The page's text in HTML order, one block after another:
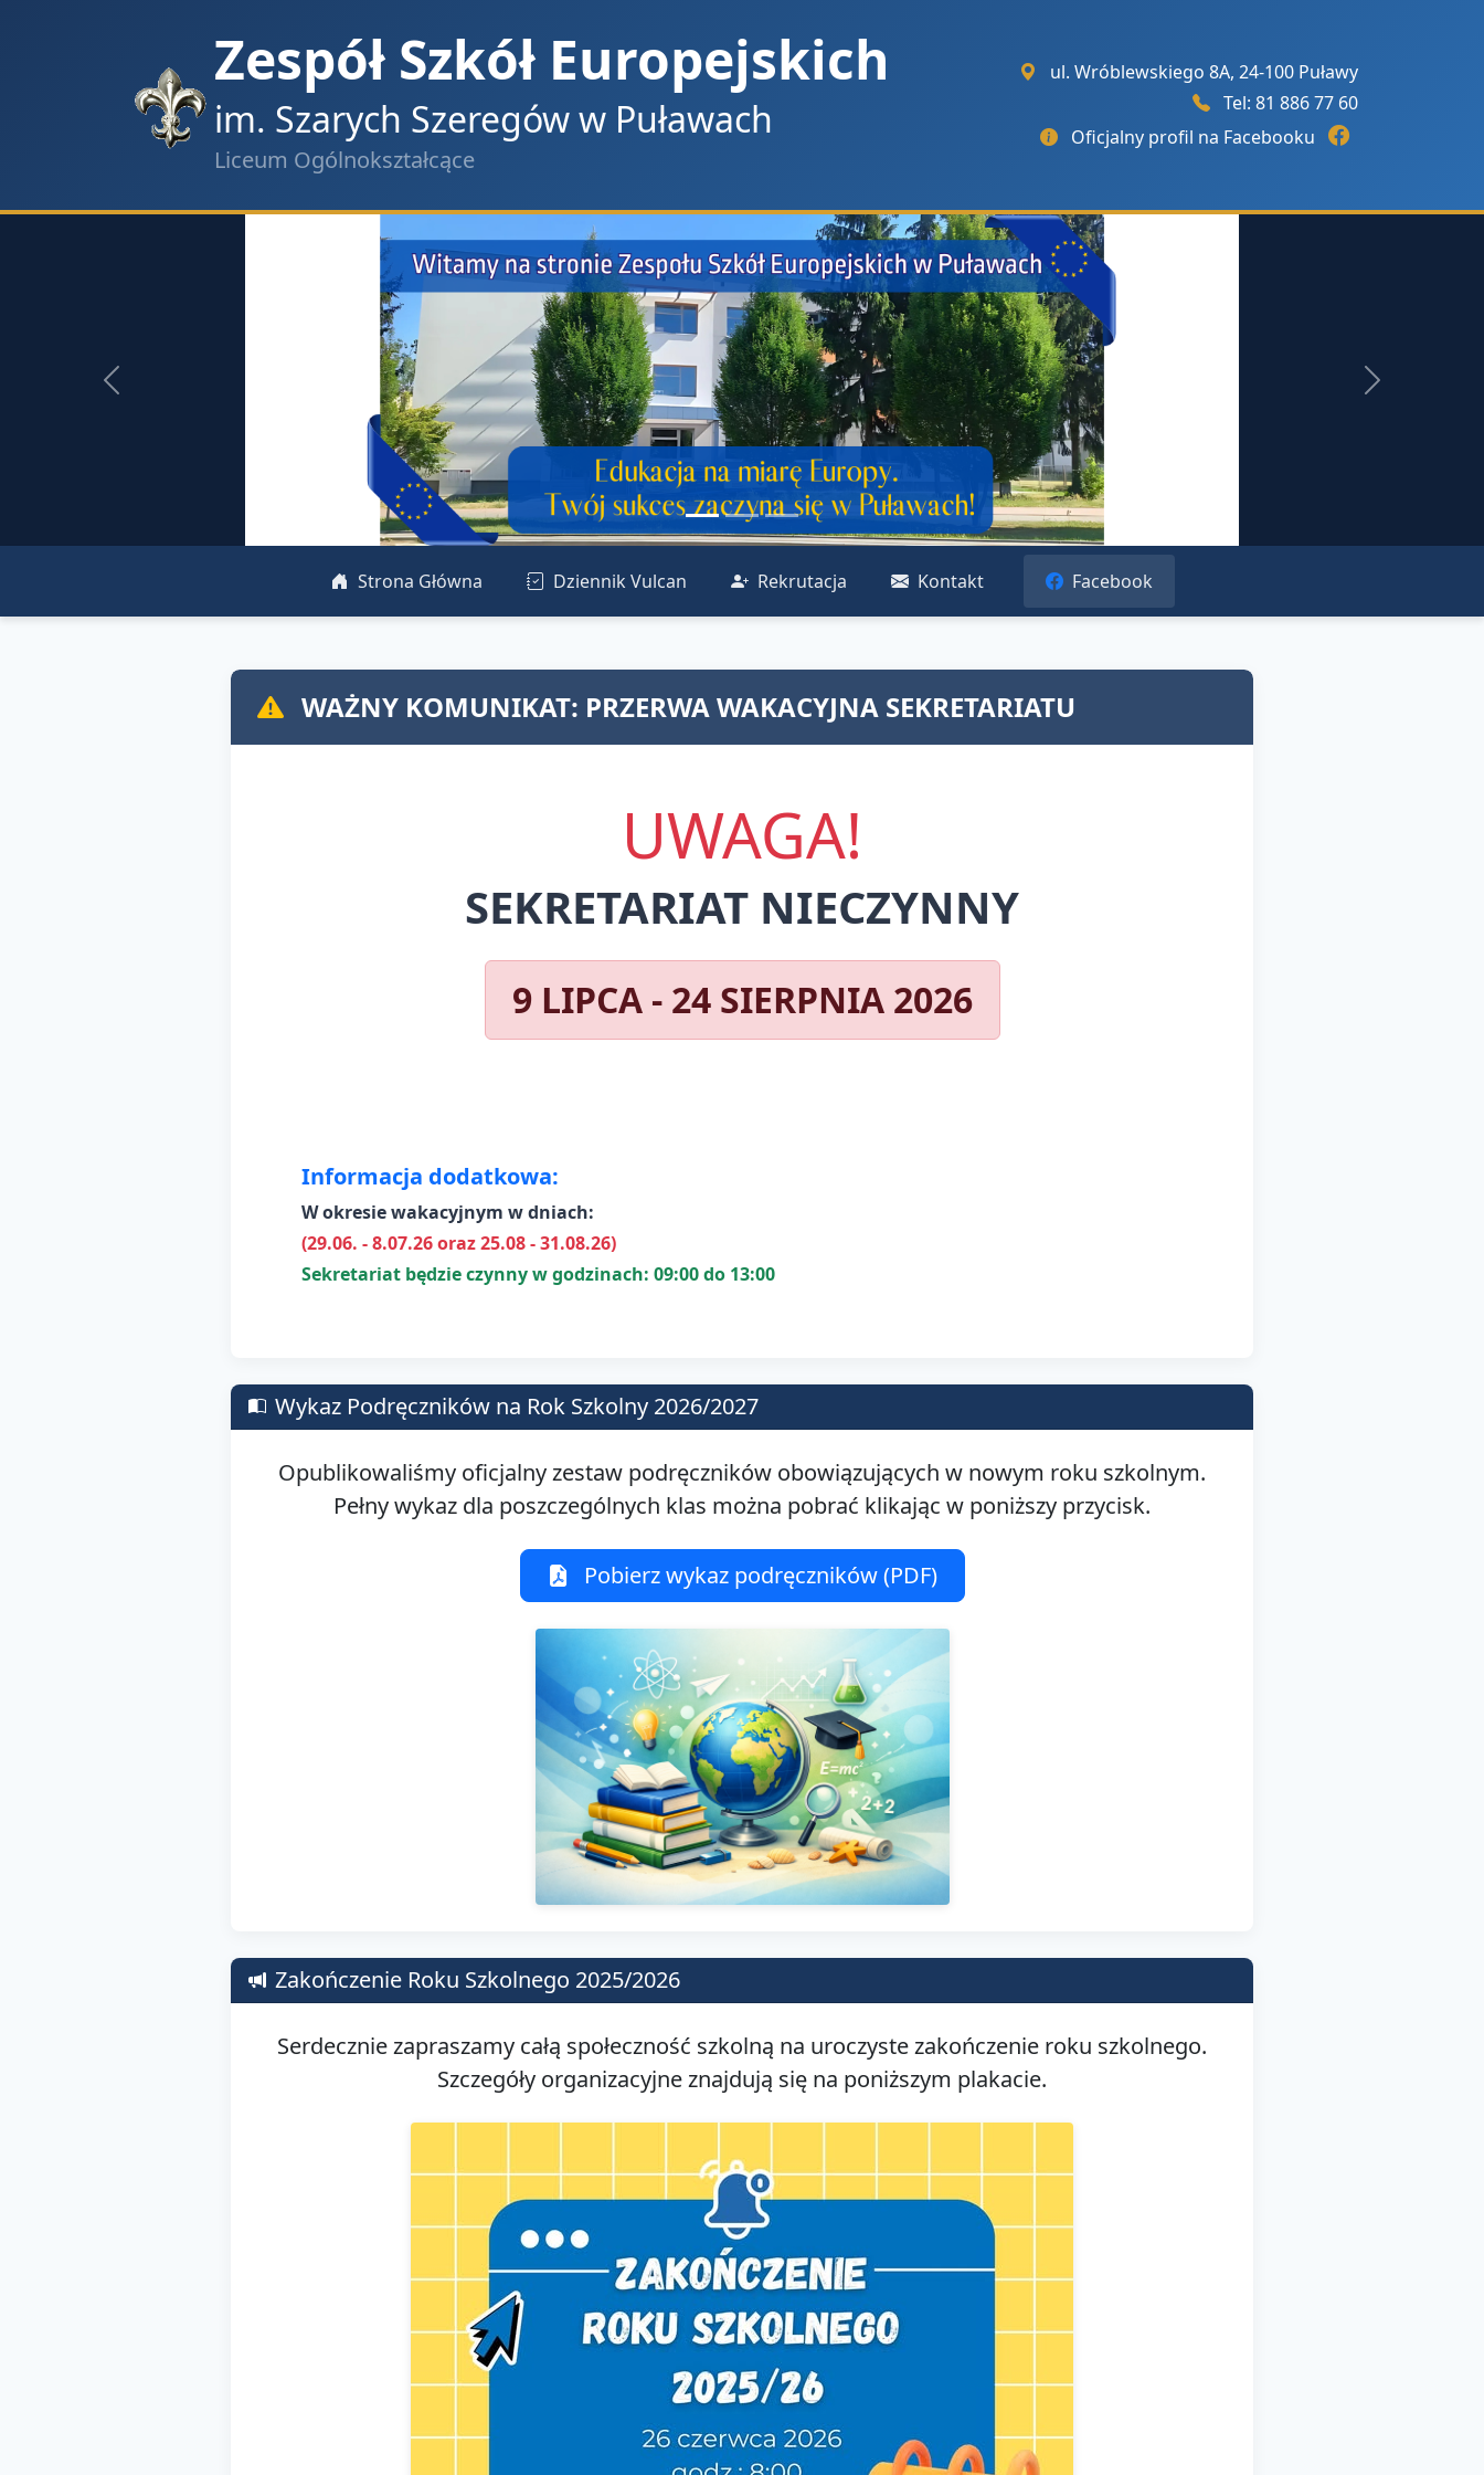
Zespół Szkół Europejskich
im. Szarych Szeregów w Puławach
Liceum Ogólnokształcące
ul. Wróblewskiego 8A, 24-100 Puławy
Tel: 81 886 77 60
Oficjalny profil na Facebooku
Poprzedni Następny
Strona Główna Dziennik Vulcan Rekrutacja Kontakt Facebook
WAŻNY KOMUNIKAT: PRZERWA WAKACYJNA SEKRETARIATU
UWAGA!
SEKRETARIAT NIECZYNNY
9 LIPCA - 24 SIERPNIA 2026
Informacja dodatkowa:
W okresie wakacyjnym w dniach:
(29.06. - 8.07.26 oraz 25.08 - 31.08.26)
Sekretariat będzie czynny w godzinach: 09:00 do 13:00
Wykaz Podręczników na Rok Szkolny 2026/2027
Opublikowaliśmy oficjalny zestaw podręczników obowiązujących w nowym roku szkolnym.
Pełny wykaz dla poszczególnych klas można pobrać klikając w poniższy przycisk.
Pobierz wykaz podręczników (PDF)
Zakończenie Roku Szkolnego 2025/2026
Serdecznie zapraszamy całą społeczność szkolną na uroczyste zakończenie roku szkolnego.
Szczegóły organizacyjne znajdują się na poniższym plakacie.